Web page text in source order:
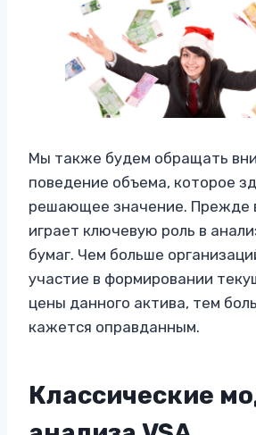
Мы также будем обращать
поведение объема, которое
решающее значение. Прежде
играет ключевую роль в
бумаг. Чем больше
участие в формировании
цены данного актива, тем
кажется оправданным.
Классические